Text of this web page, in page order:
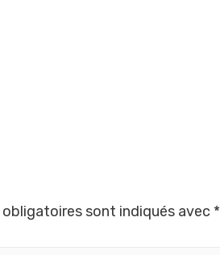
obligatoires sont indiqués avec *